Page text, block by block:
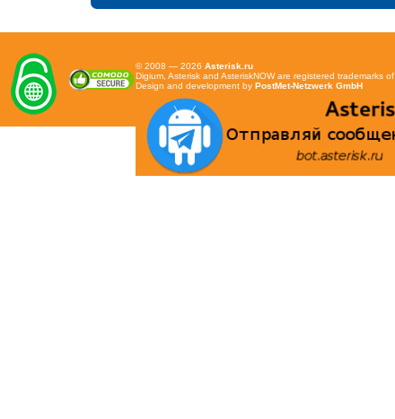
© 2008 — 2026 Asterisk.ru
Digium, Asterisk and AsteriskNOW are registered trademarks of
Design and development by PostMet-Netzwerk GmbH